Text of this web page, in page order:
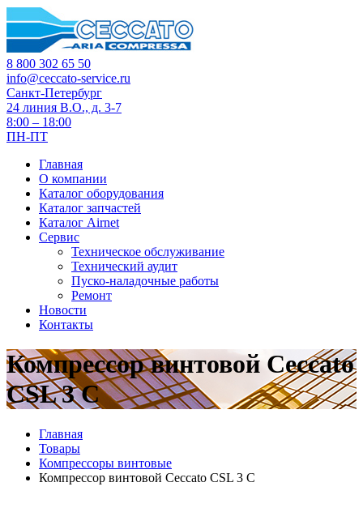
8 800 302 65 50
info@ceccato-service.ru
Санкт-Петербург
24 линия В.О., д. 3-7
8:00 – 18:00
ПН-ПТ
Главная
О компании
Каталог оборудования
Каталог запчастей
Каталог Airnet
Сервис
Техническое обслуживание
Технический аудит
Пуско-наладочные работы
Ремонт
Новости
Контакты
Компрессор винтовой Ceccato
CSL 3 C
Главная
Товары
Компрессоры винтовые
Компрессор винтовой Ceccato CSL 3 C